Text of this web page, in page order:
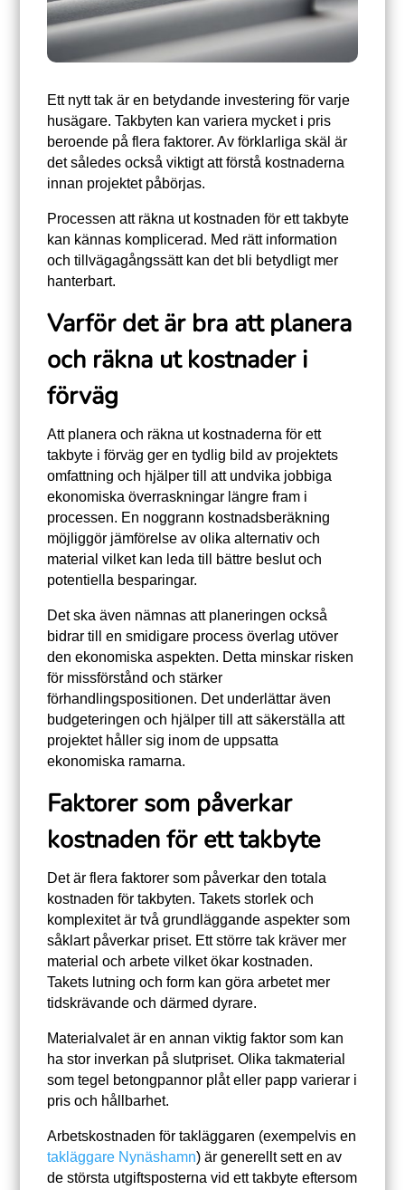
Ett nytt tak är en betydande investering för varje
husägare. Takbyten kan variera mycket i pris
beroende på flera faktorer. Av förklarliga skäl är
det således också viktigt att förstå kostnaderna
innan projektet påbörjas.
Processen att räkna ut kostnaden för ett takbyte
kan kännas komplicerad. Med rätt information
och tillvägagångssätt kan det bli betydligt mer
hanterbart.
Varför det är bra att planera
och räkna ut kostnader i
förväg
Att planera och räkna ut kostnaderna för ett
takbyte i förväg ger en tydlig bild av projektets
omfattning och hjälper till att undvika jobbiga
ekonomiska överraskningar längre fram i
processen. En noggrann kostnadsberäkning
möjliggör jämförelse av olika alternativ och
material vilket kan leda till bättre beslut och
potentiella besparingar.
Det ska även nämnas att planeringen också
bidrar till en smidigare process överlag utöver
den ekonomiska aspekten. Detta minskar risken
för missförstånd och stärker
förhandlingspositionen. Det underlättar även
budgeteringen och hjälper till att säkerställa att
projektet håller sig inom de uppsatta
ekonomiska ramarna.
Faktorer som påverkar
kostnaden för ett takbyte
Det är flera faktorer som påverkar den totala
kostnaden för takbyten. Takets storlek och
komplexitet är två grundläggande aspekter som
såklart påverkar priset. Ett större tak kräver mer
material och arbete vilket ökar kostnaden.
Takets lutning och form kan göra arbetet mer
tidskrävande och därmed dyrare.
Materialvalet är en annan viktig faktor som kan
ha stor inverkan på slutpriset. Olika takmaterial
som tegel betongpannor plåt eller papp varierar i
pris och hållbarhet.
Arbetskostnaden för takläggaren (exempelvis en
takläggare Nynäshamn) är generellt sett en av
de största utgiftsposterna vid ett takbyte eftersom